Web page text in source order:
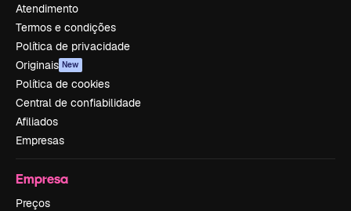
Atendimento
Termos e condições
Política de privacidade
Originais New
Política de cookies
Central de confiabilidade
Afiliados
Empresas
Empresa
Preços